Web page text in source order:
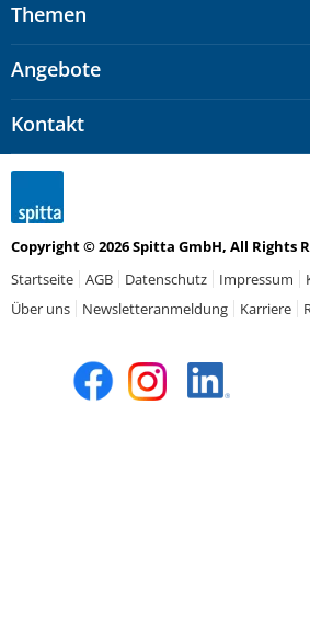
Themen
Angebote
Kontakt
Copyright © 2026 Spitta GmbH, All Rights
Startseite
AGB Datenschutz Impressum
Über uns
Newsletteranmeldung Karriere